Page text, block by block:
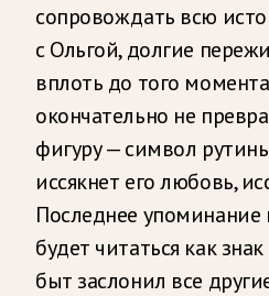
сопровождать всю
с Ольгой, долгие
вплоть до того
окончательно не
фигуру — символ
иссякнет его любовь,
Последнее упоминание
будет читаться как
быт заслонил все